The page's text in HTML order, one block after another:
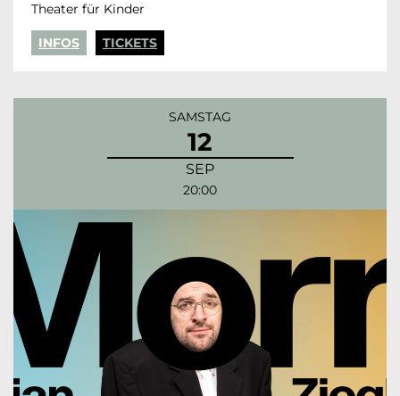
Theater für Kinder
INFOS TICKETS
SAMSTAG
12
SEP
20:00